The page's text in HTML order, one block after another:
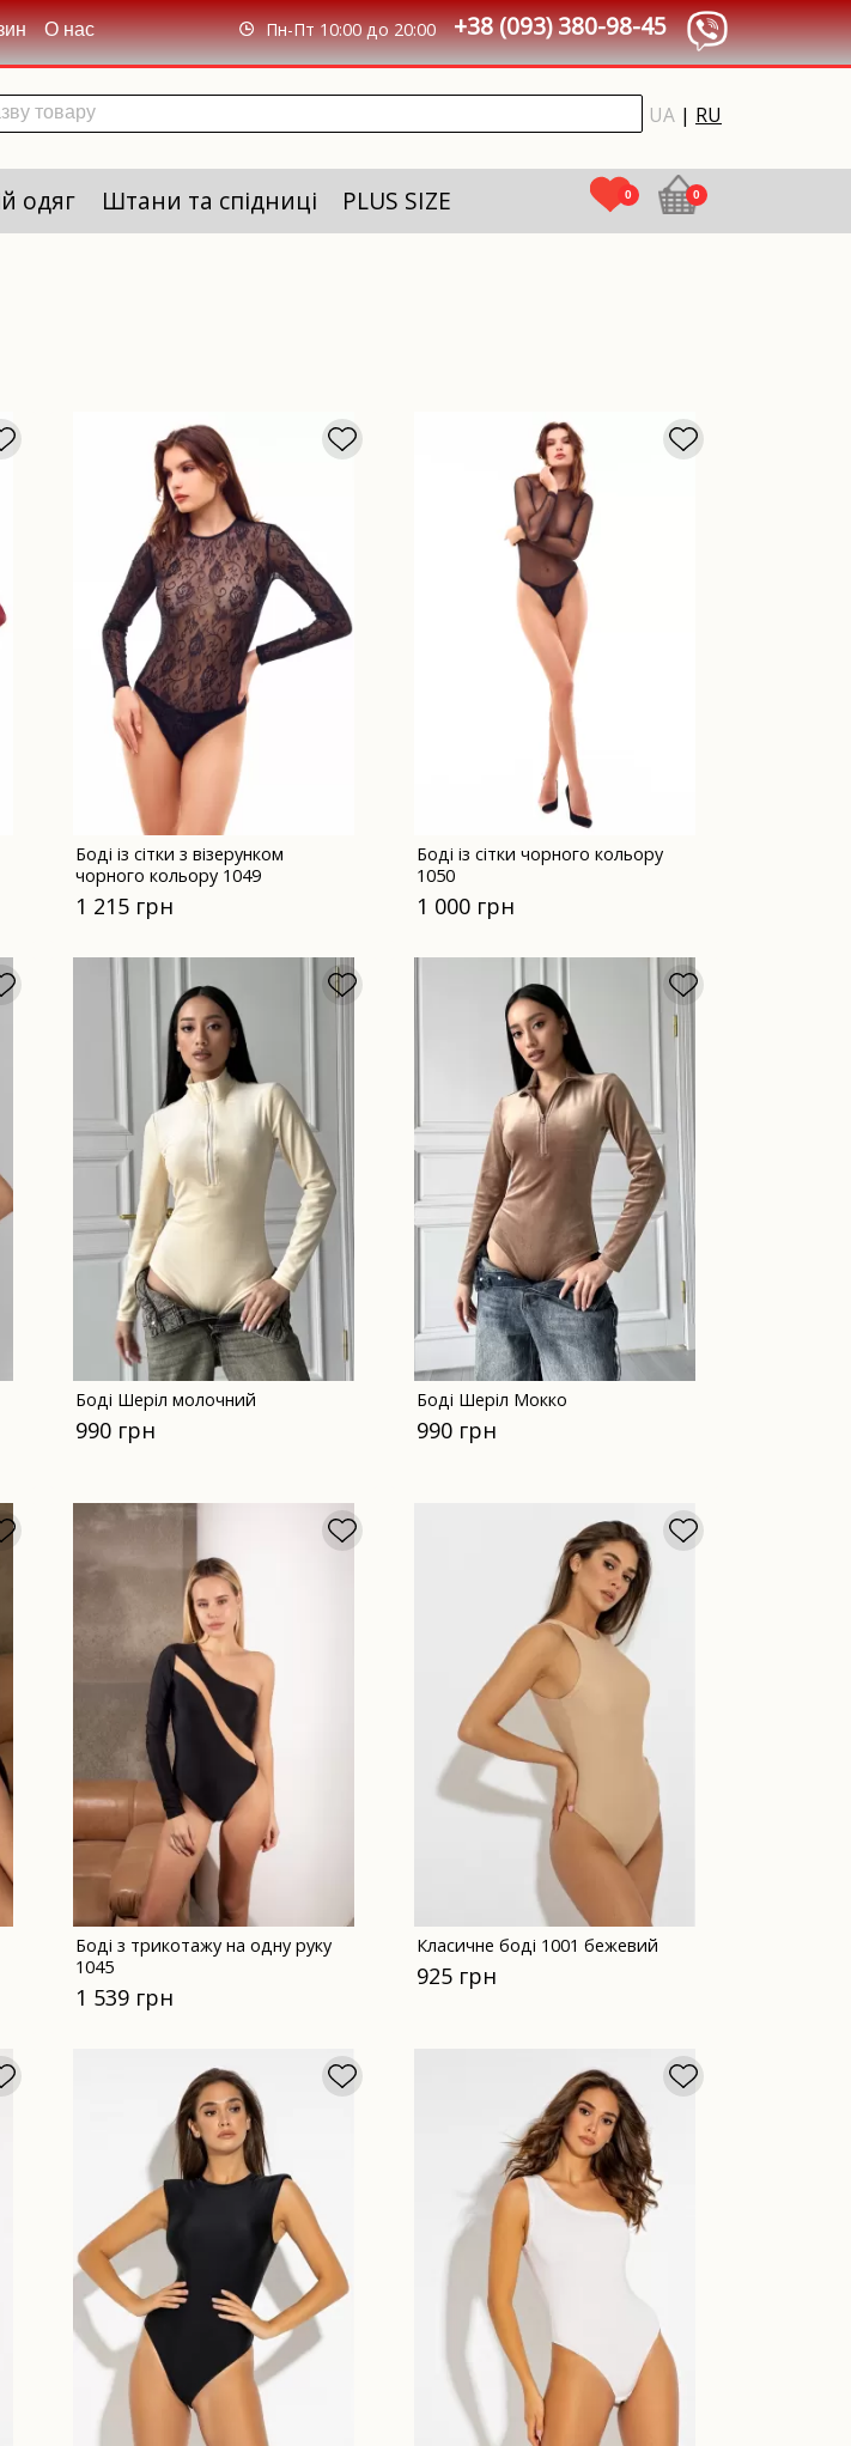
О нас +38 (093) 380-98-45
Пн-Пт 10:00 до 20:00
UA | RU
одяг Штани та спідниці PLUS SIZE 0 0
Боді із сітки з візерунком
чорного кольору 1049
1 215 грн
Боді із сітки чорного кольору
1050
1 000 грн
Боді Шеріл молочний
990 грн
Боді Шеріл Мокко
990 грн
Боді з трикотажу на одну руку
1045
1 539 грн
Класичне боді 1001 бежевий
925 грн